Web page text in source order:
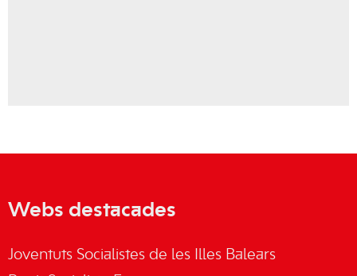
Webs destacades
Joventuts Socialistes de les Illes Balears